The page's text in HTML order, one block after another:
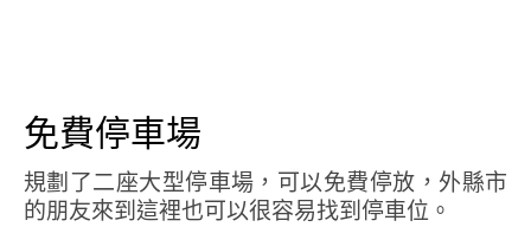
免費停車場
規劃了二座大型停車場，可以免費停放，外縣市
的朋友來到這裡也可以很容易找到停車位。